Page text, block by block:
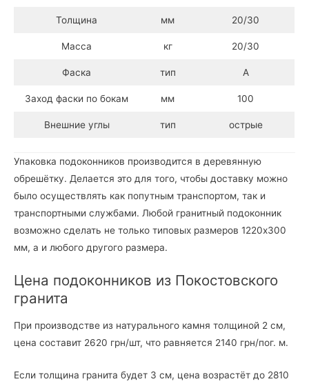
Толщина мм 20/30
Масса кг 20/30
Фаска тип А
Заход фаски по бокам мм 100
Внешние углы тип острые
Упаковка подоконников производится в деревянную
обрешётку. Делается это для того, чтобы доставку можно
было осуществлять как попутным транспортом, так и
транспортными службами. Любой гранитный подоконник
возможно сделать не только типовых размеров 1220х300
мм, а и любого другого размера.
Цена подоконников из Покостовского
гранита
При производстве из натурального камня толщиной 2 см,
цена составит 2620 грн/шт, что равняется 2140 грн/пог. м.
Если толщина гранита будет 3 см, цена возрастёт до 2810